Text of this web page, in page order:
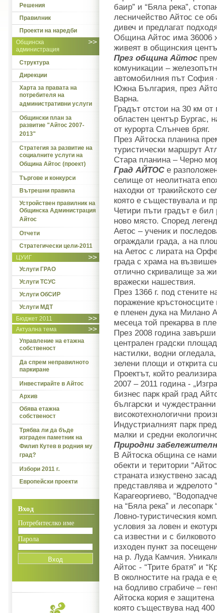
Решения
Правилник
Проекти на наредби
>>
Общинска
администрация
Структура
Дирекции
Харта за правата на
потребителя на
административни услуги
Общински план за
развитие "Айтос 2007-
2013"
Стратегия за развитие на
социалните услуги на
Община Айтос (проект)
Търгове и конкурси
Вътрешни правила
Устройствен правилник на
Общинска Администрация
Айтос
Отчети
Стратегически цели-2011
>>
ЦУИГ
Услуги ГРАО
Услуги ТСУС
Услуги ОбСИР
Услуги МДТ
>>
Бюджет 2011
>>
Актуална тема
Управление на етажна
собственост
Да спрем неправилното
паркиране
Инвестирайте в Айтос
Архив
Обява етажна
собственост
Трябва ли да бъде
изграден паметник на
Филип Кутев в родния му
град?
Избори 2011 г.
Европейски проекти
Вход
Потребитеслко име
Парола
баир” и “Бяла река”,
лесничейство Айтос се
дивеч и предлагат
Община Айтос има 36006
живеят в общинския
През община Айтос
комуникации –
автомобилния път София
Южна България, през
Варна.
Градът отстои на 30 км
областен център Бургас,
от курорта Слънчев бряг.
През Айтоска планина
туристически маршрут
Стара планина – Черно
Град АЙТОСе
селище от неолитната
находки от тракийското
която е съществувала
Четири пъти градът е
ново място. Според
Аетос – ученик и
ограждали града, а на
на Аетос с лирата на
града с храма на
отлично скривалище за
вражески нашествия.
През 1366 г. под стените
поражение
е пленен дука на Милано
месеца той прекарва в
През 2008 година
централен градски
настилки, водни
зелени площи и открита
Проектът, който
2007 – 2011 година -
бизнес парк край град
български и
високотехнологични
Индустриалният парк
малки и средни
Природни
В Айтоска община се
обекти и територии
страната изкуствено
представлява и ждрелото
Карагеоргиево,
на “Бяла река” и лесопарк
Ловно-туристическия
условия за ловен и
са известни и с
изходен пункт за
на р. Луда Камчия.
Айтос - “Трите братя” и
В околностите на града е
на бодливо сграбиче –
Айтоска кория е
която съществува над 400